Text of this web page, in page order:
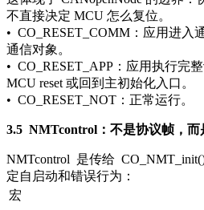
不直接决定 MCU 怎么复位。
• CO_RESET_COMM ：应用进入
通信对象。
• CO_RESET_APP ：应用执行完
MCU reset 或回到主初始化入口。
• CO_RESET_NOT ：正常运行。
3.5 NMTcontrol ：不是协议帧，
NMTcontrol 是传给
定自启动和错误行为：
宏